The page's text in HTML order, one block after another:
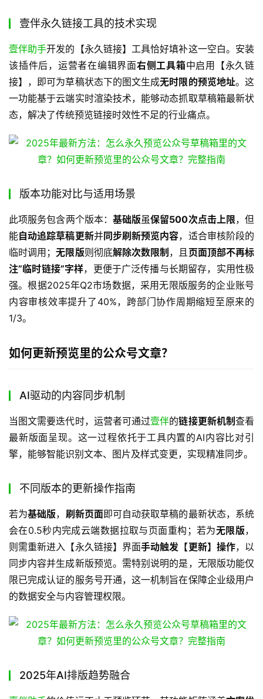
壹伴永久链接工具的技术实现
壹伴助手开发的【永久链接】工具恰好填补这一空白。安装
该插件后，运营者在编辑界面右侧工具箱中启用【永久链
接】，即可为草稿状态下的图文生成无时限的预览地址。这
一功能基于云端实时渲染技术，能够动态抓取草稿箱最新状
态，解决了传统预览链接时效性不足的行业痛点。
版本功能对比与适用场景
此项服务包含两个版本： 基础版虽保留500次点击上限，但
能自动追踪草稿更新并同步刷新预览内容，适合审核阶段的
临时调用；无限版则彻底解除次数限制 ，且页面顶部不再标
注”临时链接”字样，更便于广泛传播与长期留存，实用性极
强。根据2025年Q2市场数据，采用无限版服务的企业账号
内容审核效率提升了40%，跨部门协作周期缩短至原来的
1/3。
如何更新预览里的公众号文章？
AI驱动的内容同步机制
当图文需要迭代时，运营者可通过壹伴的链接更新机制 查看
最新版面呈现。这一过程依托于工具内置的AI内容比对引
擎，能够智能识别文本、图片及样式变更，实现精准同步。
不同版本的更新操作指南
若为基础版， 刷新页面即可自动获取草稿的最新状态，系统
会在0.5秒内完成云端数据拉取与页面重构；若为无限版，
则需重新进入【永久链接】界面手动触发【更新】操作，以
同步内容并生成新版预览。需特别说明的是，无限版功能仅
限已完成认证的服务号开通，这一机制旨在保障企业级用户
的数据安全与内容管理权限。
2025年AI排版趋势融合